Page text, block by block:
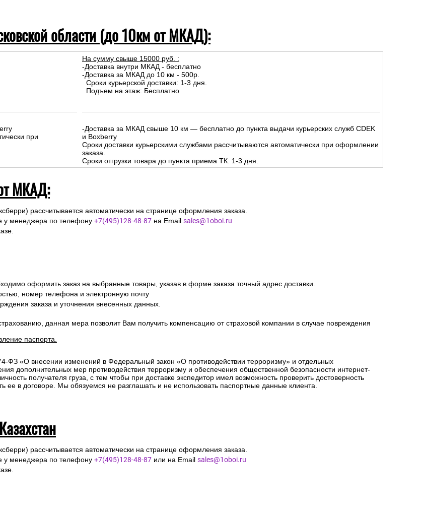
области (до 10км от МКАД):
при
На сумму свыше 15000 руб. :
-Доставка внутри МКАД - бесплатно
-Доставка за МКАД до 10 км - 500р.
Сроки курьерской доставки: 1-3 дня.
Подъем на этаж: Бесплатно
-Доставка за МКАД свыше 10 км — бесплатно до пункта выдачи курьерских служб CDEK
и Boxberry
Сроки доставки курьерскими службами рассчитываются автоматически при оформлении
заказа.
Сроки отгрузки товара до пункта приема ТК: 1-3 дня.
МКАД:
рассчитывается автоматически на странице оформления заказа.
у менеджера по телефону +7(495)128-48-87 на Email sales@1oboi.ru
оформить заказ на выбранные товары, указав в форме заказа точный адрес доставки.
номер телефона и электронную почту
заказа и уточнения внесенных данных.
данная мера позволит Вам получить компенсацию от страховой компании в случае повреждения
паспорта.
ФЗ «О внесении изменений в Федеральный закон «О противодействии терроризму» и отдельных
дополнительных мер противодействия терроризму и обеспечения общественной безопасности интернет-
получателя груза, с тем чтобы при доставке экспедитор имел возможность проверить достоверность
в договоре. Мы обязуемся не разглашать и не использовать паспортные данные клиента.
рассчитывается автоматически на странице оформления заказа.
у менеджера по телефону +7(495)128-48-87 или на Email sales@1oboi.ru